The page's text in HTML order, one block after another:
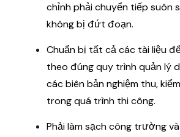
chỉnh phải chuyển tiếp suôn
không bị đứt đoạn.
Chuẩn bị tất cả các tài liệu
theo đúng quy trình quản lý
các biên bản nghiệm thu,
trong quá trình thi công.
Phải làm sạch công trường